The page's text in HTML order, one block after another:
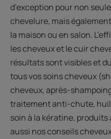
d’exception pour non
chevelure, mais
la maison ou en salon.
les cheveux et le cuir
résultats sont visibles et
tous vos soins cheveux
cheveux, après-
traitement anti-chute,
soin à la kératine,
aussi nos conseils